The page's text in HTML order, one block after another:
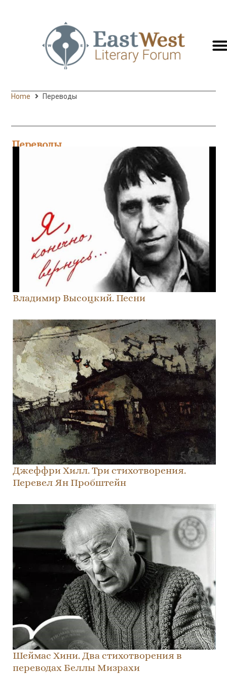
Home Переводы
Переводы
Владимир Высоцкий. Песни
Джеффри Хилл. Три стихотворения.
Перевел Ян Пробштейн
Шеймас Хини. Два стихотворения в
переводах Беллы Мизрахи